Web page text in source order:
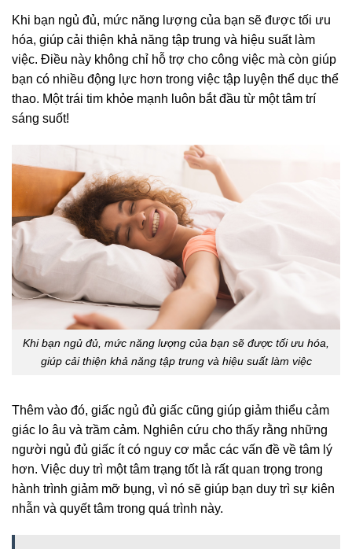
Khi bạn ngủ đủ, mức năng lượng của bạn sẽ được tối ưu
hóa, giúp cải thiện khả năng tập trung và hiệu suất làm
việc. Điều này không chỉ hỗ trợ cho công việc mà còn giúp
bạn có nhiều động lực hơn trong việc tập luyện thể dục thể
thao. Một trái tim khỏe mạnh luôn bắt đầu từ một tâm trí
sáng suốt!
Khi bạn ngủ đủ, mức năng lượng của bạn sẽ được tối ưu hóa,
giúp cải thiện khả năng tập trung và hiệu suất làm việc
Thêm vào đó, giấc ngủ đủ giấc cũng giúp giảm thiểu cảm
giác lo âu và trầm cảm. Nghiên cứu cho thấy rằng những
người ngủ đủ giấc ít có nguy cơ mắc các vấn đề về tâm lý
hơn. Việc duy trì một tâm trạng tốt là rất quan trọng trong
hành trình giảm mỡ bụng, vì nó sẽ giúp bạn duy trì sự kiên
nhẫn và quyết tâm trong quá trình này.